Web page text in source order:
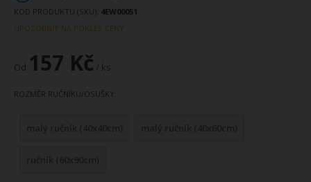
KÓD PRODUKTU (SKU) 4EW00051
UPOZORNIT NA POKLES CENY
Od 157 Kč / ks
ROZMĚR RUČNÍKU/OSUŠKY